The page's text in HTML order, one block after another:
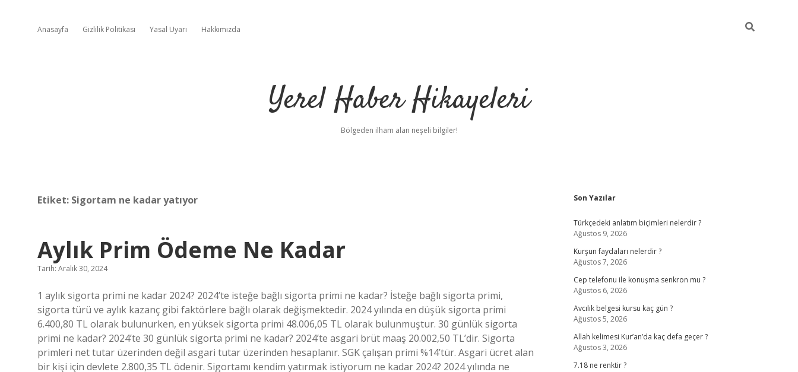
Anasayfa Gizlilik Politikası Yasal Uyarı Hakkımızda
Yerel Haber Hikayeleri
Bölgeden ilham alan neşeli bilgiler!
Etiket: Sigortam ne kadar yatıyor
Aylık Prim Ödeme Ne Kadar
Tarih: Aralık 30, 2024
1 aylık sigorta primi ne kadar 2024? 2024’te isteğe bağlı sigorta primi ne kadar? İsteğe bağlı sigorta primi,
sigorta türü ve aylık kazanç gibi faktörlere bağlı olarak değişmektedir. 2024 yılında en düşük sigorta primi
6.400,80 TL olarak bulunurken, en yüksek sigorta primi 48.006,05 TL olarak bulunmuştur. 30 günlük sigorta
primi ne kadar? 2024’te 30 günlük sigorta primi ne kadar? 2024’te asgari brüt maaş 20.002,50 TL’dir. Sigorta
primleri net tutar üzerinden değil asgari tutar üzerinden hesaplanır. SGK çalışan primi %14’tür. Asgari ücret alan
bir kişi için devlete 2.800,35 TL ödenir. Sigortamı kendim yatırmak istiyorum ne kadar 2024? 2024 yılında ne
Sidebar
Son Yazılar
Türkçedeki anlatım biçimleri nelerdir ?
Ağustos 9, 2026
Kurşun faydaları nelerdir ?
Ağustos 7, 2026
Cep telefonu ile konuşma senkron mu ?
Ağustos 6, 2026
Avcılık belgesi kursu kaç gün ?
Ağustos 5, 2026
Allah kelimesi Kur’an’da kaç defa geçer ?
Ağustos 3, 2026
7.18 ne renktir ?